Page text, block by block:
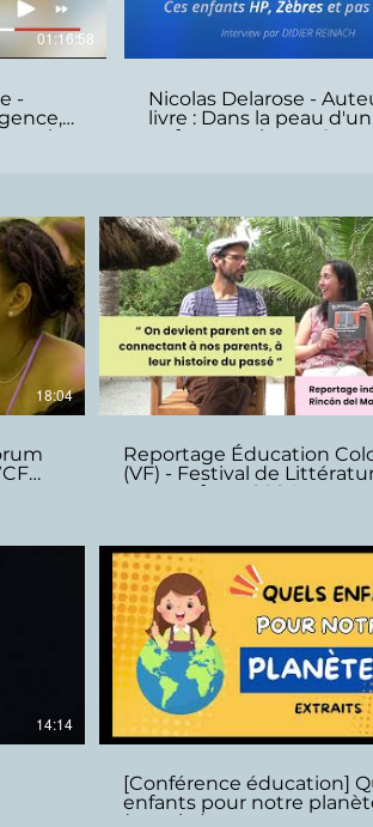
01:16:58
-
à
Nicolas Delarose -
livre : Dans la peau d'un
enfant atypique... Ces
18:04
Reportage Éducation
(VF) - Festival de
pour enfants 2024
14:14
[Conférence éducation]
enfants pour notre
(extraits)